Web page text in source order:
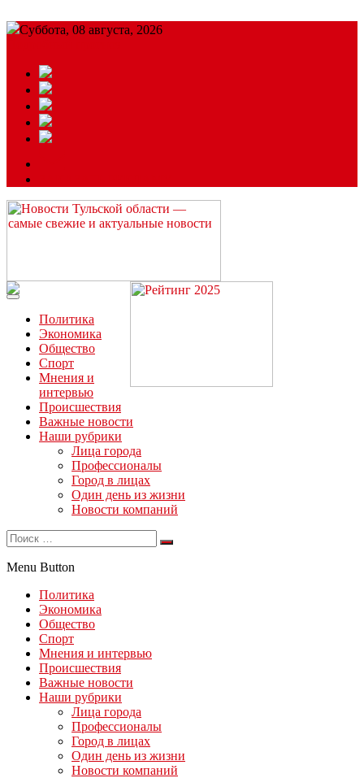
Суббота, 08 августа, 2026
Читайте последние новости дня в Тульской области на сайте
“ЗаНовомосковск”
Политика
Экономика
Общество
Спорт
Мнения и
интервью
Происшествия
Важные новости
Наши рубрики
Лица города
Профессионалы
Город в лицах
Один день из жизни
Новости компаний
Menu Button
Политика
Экономика
Общество
Спорт
Мнения и интервью
Происшествия
Важные новости
Наши рубрики
Лица города
Профессионалы
Город в лицах
Один день из жизни
Новости компаний